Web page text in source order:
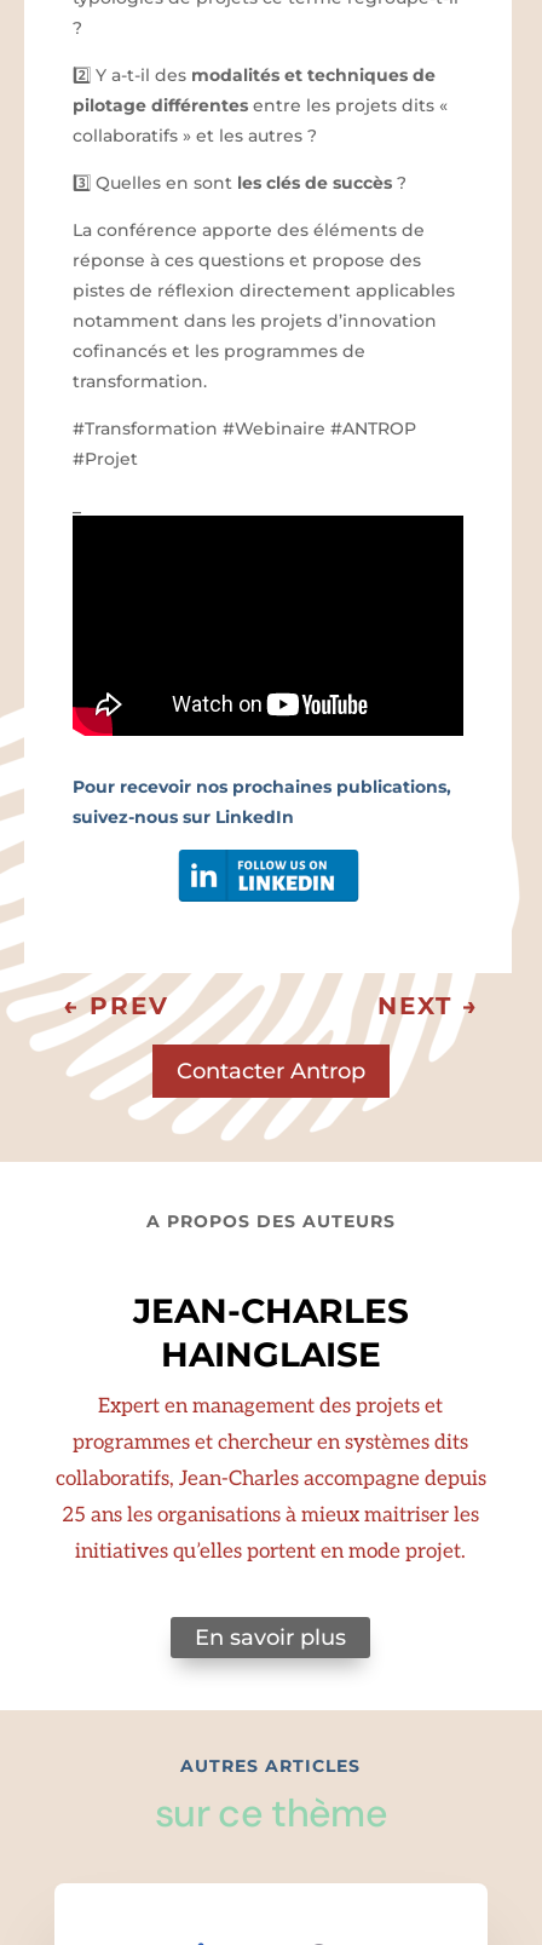
?
2️⃣ Y a-t-il des modalités et techniques de
pilotage différentes entre les projets dits «
collaboratifs » et les autres ?
3️⃣ Quelles en sont les clés de succès ?
La conférence apporte des éléments de
réponse à ces questions et propose des
pistes de réflexion directement applicables
notamment dans les projets d’innovation
cofinancés et les programmes de
transformation.
#Transformation #Webinaire #ANTROP
#Projet
Pour recevoir nos prochaines publications,
suivez-nous sur LinkedIn
←PREV NEXT →
Contacter Antrop
A PROPOS DES AUTEURS
JEAN-CHARLES
HAINGLAISE
Expert en management des projets et
programmes et chercheur en systèmes dits
collaboratifs, Jean-Charles accompagne depuis
25 ans les organisations à mieux maitriser les
initiatives qu’elles portent en mode projet.
En savoir plus
AUTRES ARTICLES
sur ce thème